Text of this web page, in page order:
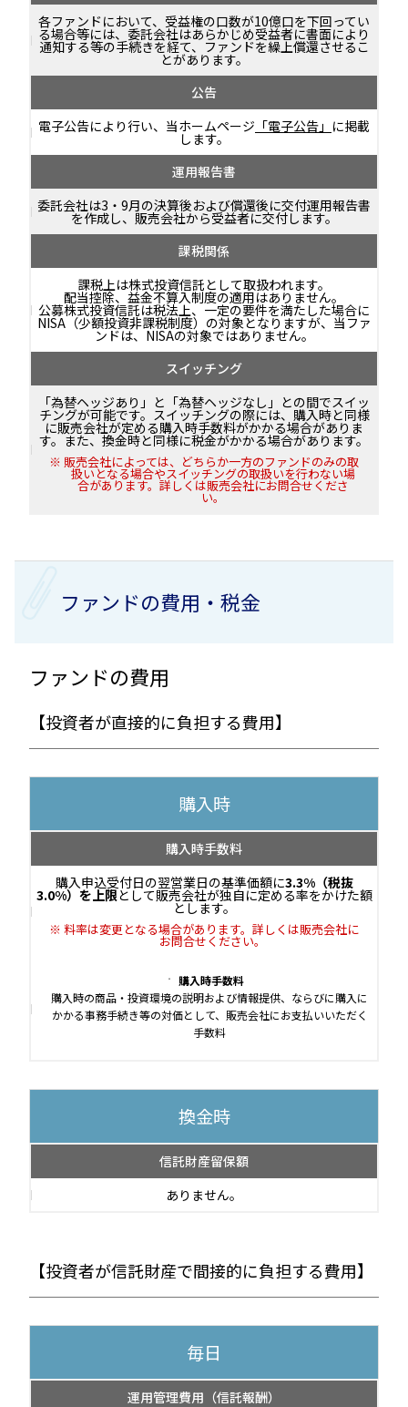
各ファンドにおいて、受益権の口数が10億口を下回ってい
る場合等には、委託会社はあらかじめ受益者に書面により
通知する等の手続きを経て、ファンドを繰上償還させるこ
とがあります。
公告
電子公告により行い、当ホームページ 「電子公告」 に掲載
します。
運用報告書
委託会社は3・9月の決算後および償還後に交付運用報告書
を作成し、販売会社から受益者に交付します。
課税関係
課税上は株式投資信託として取扱われます。
配当控除、益金不算入制度の適用はありません。
公募株式投資信託は税法上、一定の要件を満たした場合に
NISA（少額投資非課税制度）の対象となりますが、当ファ
ンドは、NISAの対象ではありません。
スイッチング
「為替ヘッジあり」と「為替ヘッジなし」との間でスイッ
チングが可能です。スイッチングの際には、購入時と同様
に販売会社が定める購入時手数料がかかる場合がありま
す。また、換金時と同様に税金がかかる場合があります。
販売会社によっては、どちらか一方のファンドのみの取
扱いとなる場合やスイッチングの取扱いを行わない場
合があります。詳しくは販売会社にお問合せくださ
い。
ファンドの費用・税金
ファンドの費用
【投資者が直接的に負担する費用】
購入時
購入時手数料
購入申込受付日の翌営業日の基準価額に3.3%（税抜
3.0%）を上限として販売会社が独自に定める率をかけた額
とします。
料率は変更となる場合があります。詳しくは販売会社に
お問合せください。
購入時手数料
購入時の商品・投資環境の説明および情報提供、ならびに購入に
かかる事務手続き等の対価として、販売会社にお支払いいただく
手数料
換金時
信託財産留保額
ありません。
【投資者が信託財産で間接的に負担する費用】
毎日
運用管理費用 （信託報酬）